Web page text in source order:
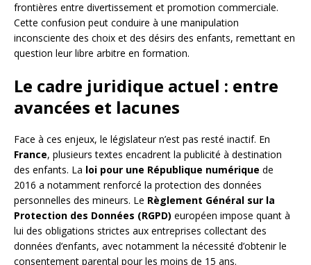
frontières entre divertissement et promotion commerciale.
Cette confusion peut conduire à une manipulation
inconsciente des choix et des désirs des enfants, remettant en
question leur libre arbitre en formation.
Le cadre juridique actuel : entre
avancées et lacunes
Face à ces enjeux, le législateur n’est pas resté inactif. En
France, plusieurs textes encadrent la publicité à destination
des enfants. La loi pour une République numérique de
2016 a notamment renforcé la protection des données
personnelles des mineurs. Le Règlement Général sur la
Protection des Données (RGPD) européen impose quant à
lui des obligations strictes aux entreprises collectant des
données d’enfants, avec notamment la nécessité d’obtenir le
consentement parental pour les moins de 15 ans.